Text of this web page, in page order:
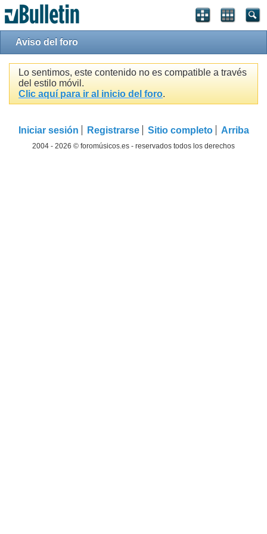
Aviso del foro
Lo sentimos, este contenido no es compatible a través
del estilo móvil.
Clic aquí para ir al inicio del foro.
Iniciar sesión Registrarse Sitio completo Arriba
2004 - 2026 © foromúsicos.es - reservados todos los derechos